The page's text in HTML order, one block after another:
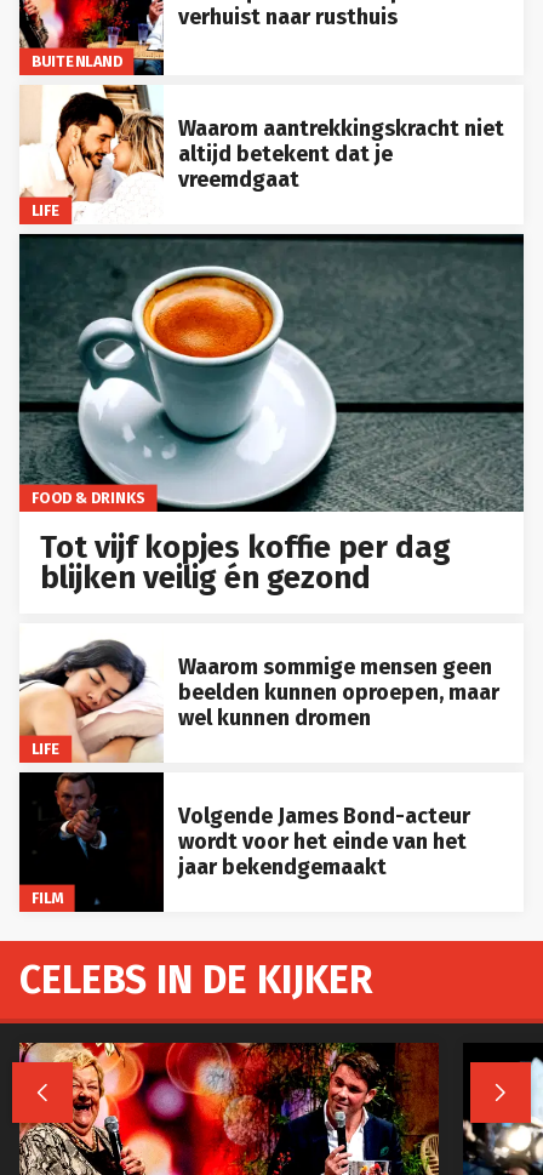
BUITENLAND
verhuist naar rusthuis
LIFE
Waarom aantrekkingskracht niet
altijd betekent dat je
vreemdgaat
FOOD & DRINKS
Tot vijf kopjes koffie per dag
blijken veilig én gezond
LIFE
Waarom sommige mensen geen
beelden kunnen oproepen, maar
wel kunnen dromen
FILM
Volgende James Bond-acteur
wordt voor het einde van het
jaar bekendgemaakt
CELEBS IN DE KIJKER
 